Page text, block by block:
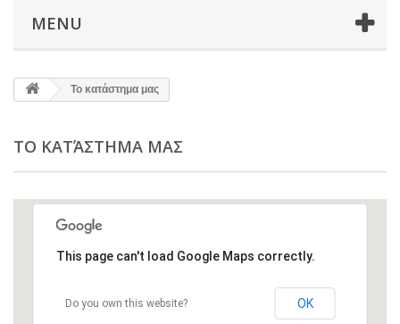
MENU
Το κατάστημα μας
ΤΟ ΚΑΤΆΣΤΗΜΑ ΜΑΣ
This page can't load Google Maps correctly.
Do you own this website? OK